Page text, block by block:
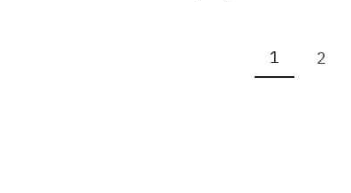
1 2